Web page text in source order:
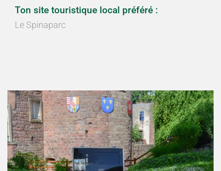
Ton site touristique local préféré :
Le Spinaparc